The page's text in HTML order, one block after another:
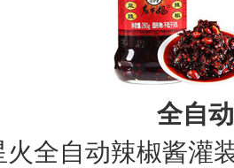
全自
自动辣椒酱灌装